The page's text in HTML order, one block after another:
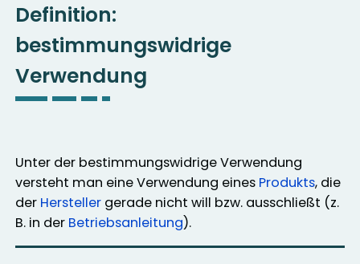
Definition:
bestimmungswidrige
Verwendung
Unter der bestimmungswidrige Verwendung
versteht man eine Verwendung eines Produkts, die
der Hersteller gerade nicht will bzw. ausschließt (z.
B. in der Betriebsanleitung).